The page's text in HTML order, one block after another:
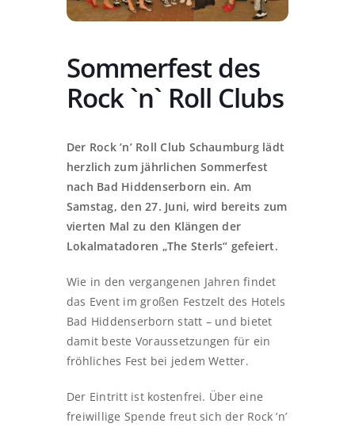
Sommerfest des
Rock `n` Roll Clubs
Der Rock ’n’ Roll Club Schaumburg lädt
herzlich zum jährlichen Sommerfest
nach Bad Hiddenserborn ein. Am
Samstag, den 27. Juni, wird bereits zum
vierten Mal zu den Klängen der
Lokalmatadoren „The Sterls“ gefeiert.
Wie in den vergangenen Jahren findet
das Event im großen Festzelt des Hotels
Bad Hiddenserborn statt – und bietet
damit beste Voraussetzungen für ein
fröhliches Fest bei jedem Wetter.
Der Eintritt ist kostenfrei. Über eine
freiwillige Spende freut sich der Rock ’n’